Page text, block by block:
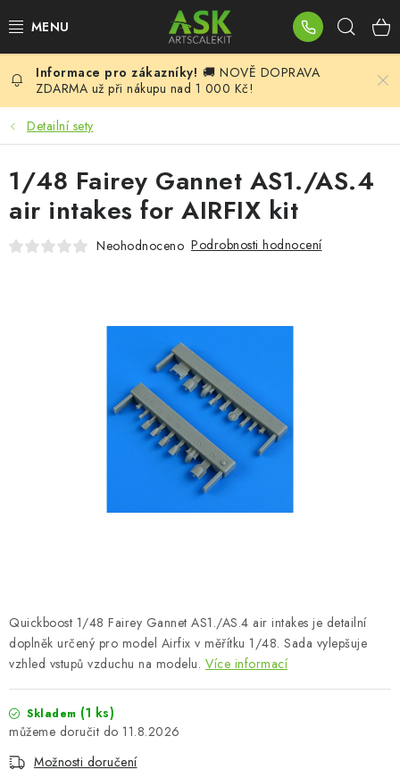
na
BLOG
SUMMER DAYS
WARHAMMER
ASK PRODUKTY
BARVY A POMŮCKY
O nás Moje objednávka Kontakty
Doprava a platba
Obchodní podmínky
Podmínky ochrany osobních údajů
Reklamační řád
Velkoobchod (B2B)
Převodník modelářských barev
🚚 NOVĚ DOPRAVA
ZDARMA už při nákupu nad 1 000 Kč!
Detailní sety
Quickboost 1/48 Fairey Gannet AS1./AS.4 air intakes je detailní
doplněk určený pro model Airfix v měřítku 1/48. Sada vylepšuje
vzhled vstupů vzduchu na modelu. Více informací
Skladem (1 ks)
11.8.2026
Možnosti doručení
1/48 Fairey Gannet AS1./AS.4
air intakes for AIRFIX kit
Neohodnoceno Podrobnosti hodnocení